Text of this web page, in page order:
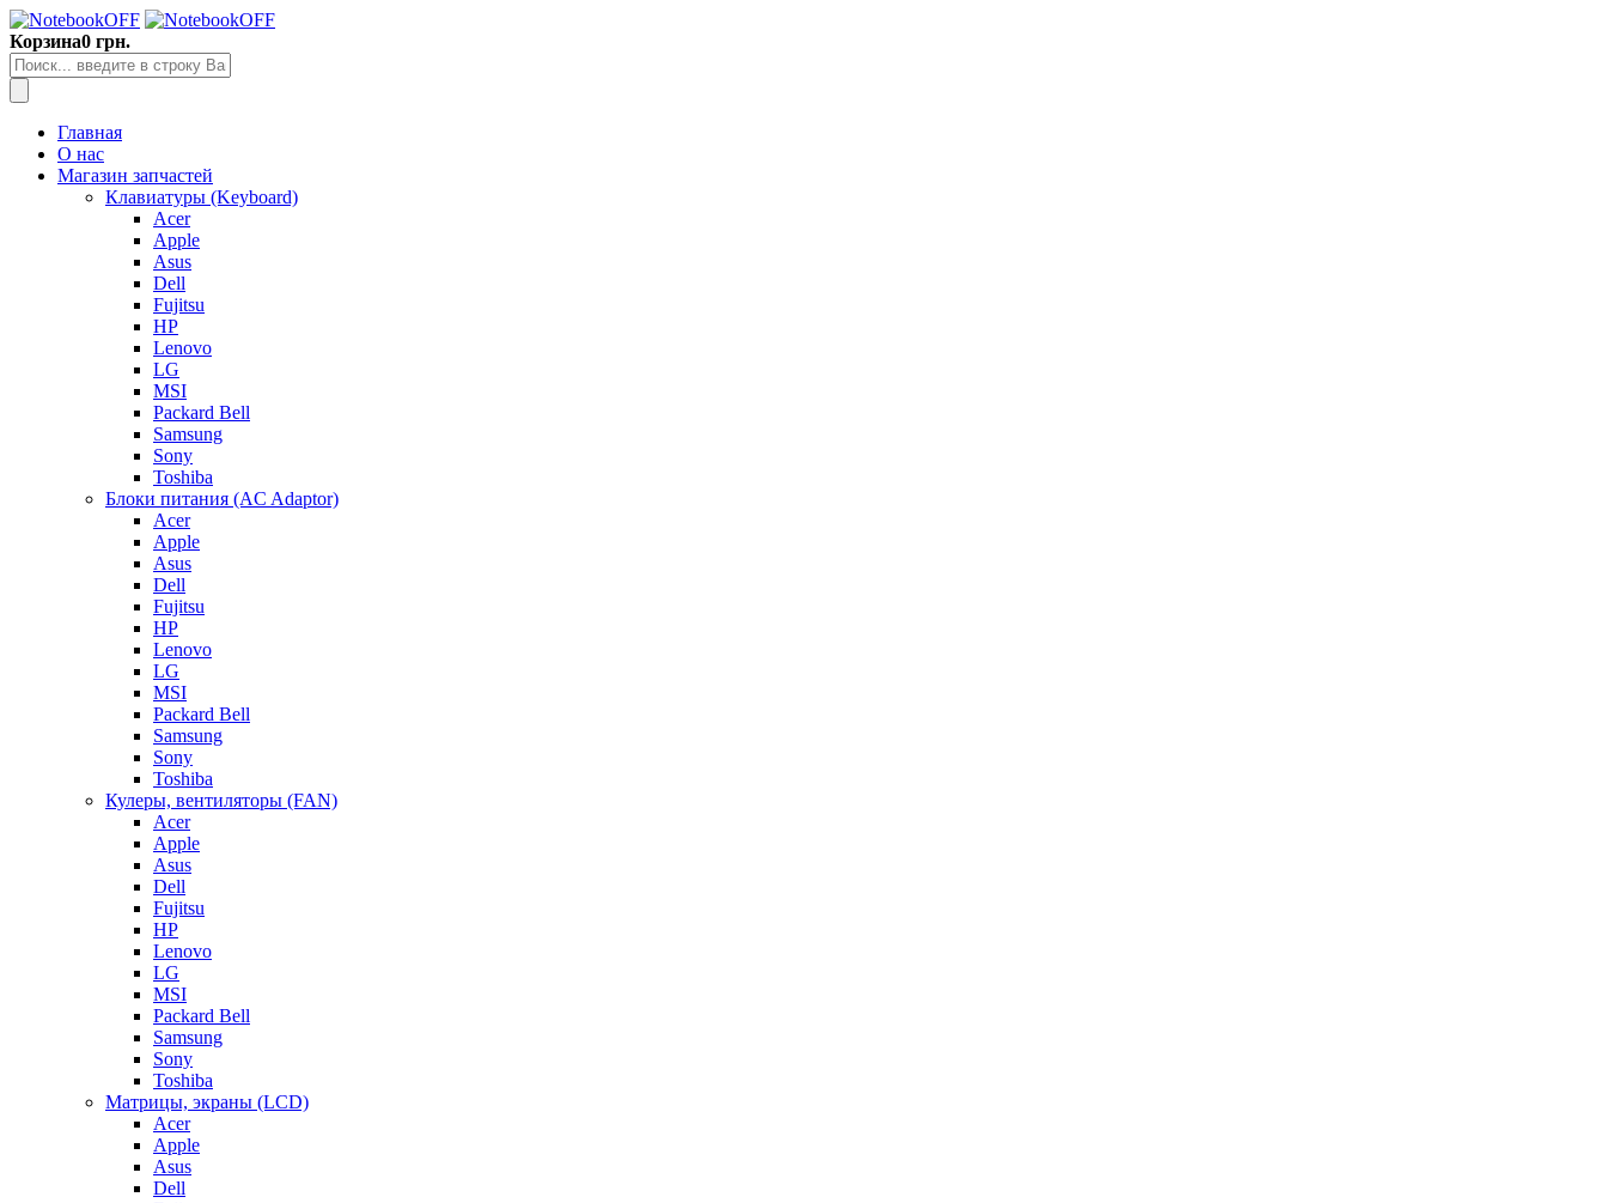
Корзина0 грн.
Главная
О нас
Магазин запчастей
Клавиатуры (Keyboard)
Acer
Apple
Asus
Dell
Fujitsu
HP
Lenovo
LG
MSI
Packard Bell
Samsung
Sony
Toshiba
Блоки питания (AC Adaptor)
Acer
Apple
Asus
Dell
Fujitsu
HP
Lenovo
LG
MSI
Packard Bell
Samsung
Sony
Toshiba
Кулеры, вентиляторы (FAN)
Acer
Apple
Asus
Dell
Fujitsu
HP
Lenovo
LG
MSI
Packard Bell
Samsung
Sony
Toshiba
Матрицы, экраны (LCD)
Acer
Apple
Asus
Dell